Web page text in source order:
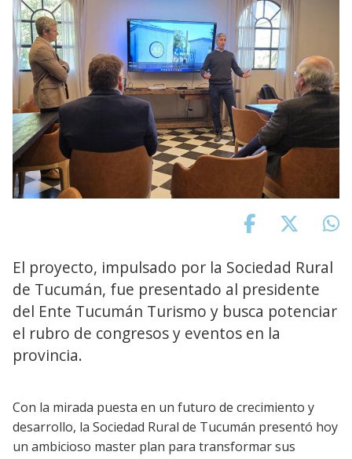
El proyecto, impulsado por la Sociedad Rural
de Tucumán, fue presentado al presidente
del Ente Tucumán Turismo y busca potenciar
el rubro de congresos y eventos en la
provincia.
Con la mirada puesta en un futuro de crecimiento y
desarrollo, la Sociedad Rural de Tucumán presentó hoy
un ambicioso master plan para transformar sus